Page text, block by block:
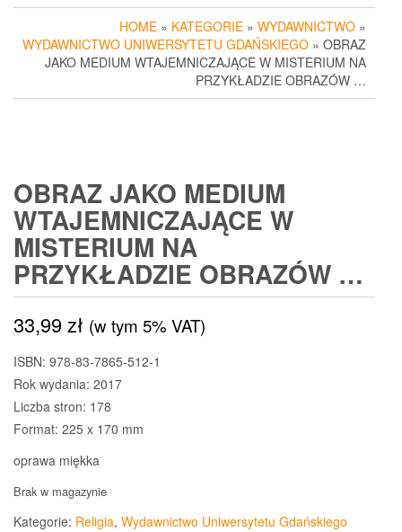
HOME » KATEGORIE » WYDAWNICTWO »
WYDAWNICTWO UNIWERSYTETU GDAŃSKIEGO » OBRAZ
JAKO MEDIUM WTAJEMNICZAJĄCE W MISTERIUM NA
PRZYKŁADZIE OBRAZÓW …
OBRAZ JAKO MEDIUM
WTAJEMNICZAJĄCE W
MISTERIUM NA
PRZYKŁADZIE OBRAZÓW …
33,99zł (w tym 5% VAT)
ISBN: 978-83-7865-512-1
Rok wydania: 2017
Liczba stron: 178
Format: 225 x 170 mm
oprawa miękka
Brak w magazynie
Kategorie: Religia, Wydawnictwo Uniwersytetu Gdańskiego